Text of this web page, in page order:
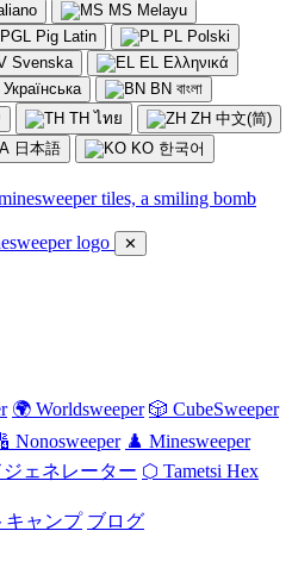
MS Melayu
PGL Pig Latin PL Polski
Svenska EL Ελληνικά
Українська BN বাংলা
TH ไทย ZH 中文(简)
日本語 KO 한국어
✕
🌍 Worldsweeper 🎲 CubeSweeper
Nonosweeper ♟️ Minesweeper
ジェネレーター ⬡ Tametsi Hex
キャンプ ブログ